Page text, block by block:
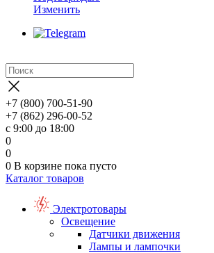
Изменить
+7 (800) 700-51-90
+7 (862) 296-00-52
с 9:00 до 18:00
0
0
0 В корзине пока пусто
Каталог товаров
Электротовары
Освещение
Датчики движения
Лампы и лампочки